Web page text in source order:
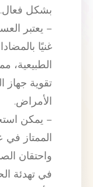
بشكل فعال.
– يعتبر
غنيًا
الطبيعية،
تقوية جهاز
الأمراض.
– يمكن
الممتاز في
واحتقان
في تهدئة